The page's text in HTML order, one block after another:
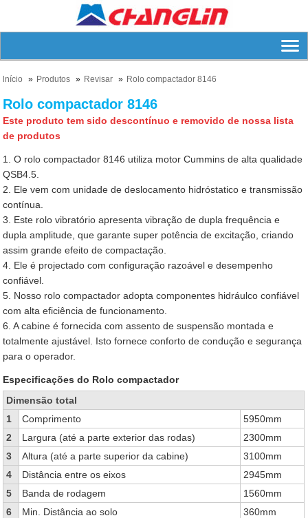
lnício Produtos Revisar Rolo compactador 8146
Rolo compactador 8146
Este produto tem sido descontínuo e removido de nossa lista
de produtos
1. O rolo compactador 8146 utiliza motor Cummins de alta qualidade
QSB4.5.
2. Ele vem com unidade de deslocamento hidróstatico e transmissão
contínua.
3. Este rolo vibratório apresenta vibração de dupla frequência e
dupla amplitude, que garante super potência de excitação, criando
assim grande efeito de compactação.
4. Ele é projectado com configuração razoável e desempenho
confiável.
5. Nosso rolo compactador adopta componentes hidráulco confiável
com alta eficiência de funcionamento.
6. A cabine é fornecida com assento de suspensão montada e
totalmente ajustável. Isto fornece conforto de condução e segurança
para o operador.
Especificações do Rolo compactador
Dimensão total
1
Comprimento
5950mm
2
Largura (até a parte exterior das rodas)
2300mm
3
Altura (até a parte superior da cabine)
3100mm
4
Distância entre os eixos
2945mm
5
Banda de rodagem
1560mm
6
Min. Distância ao solo
360mm